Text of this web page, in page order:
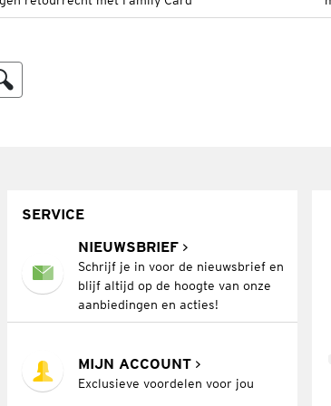
SERVICE
NIEUWSBRIEF
Schrijf je in voor de nieuwsbrief en
blijf altijd op de hoogte van onze
aanbiedingen en acties!
MIJN ACCOUNT
Exclusieve voordelen voor jou